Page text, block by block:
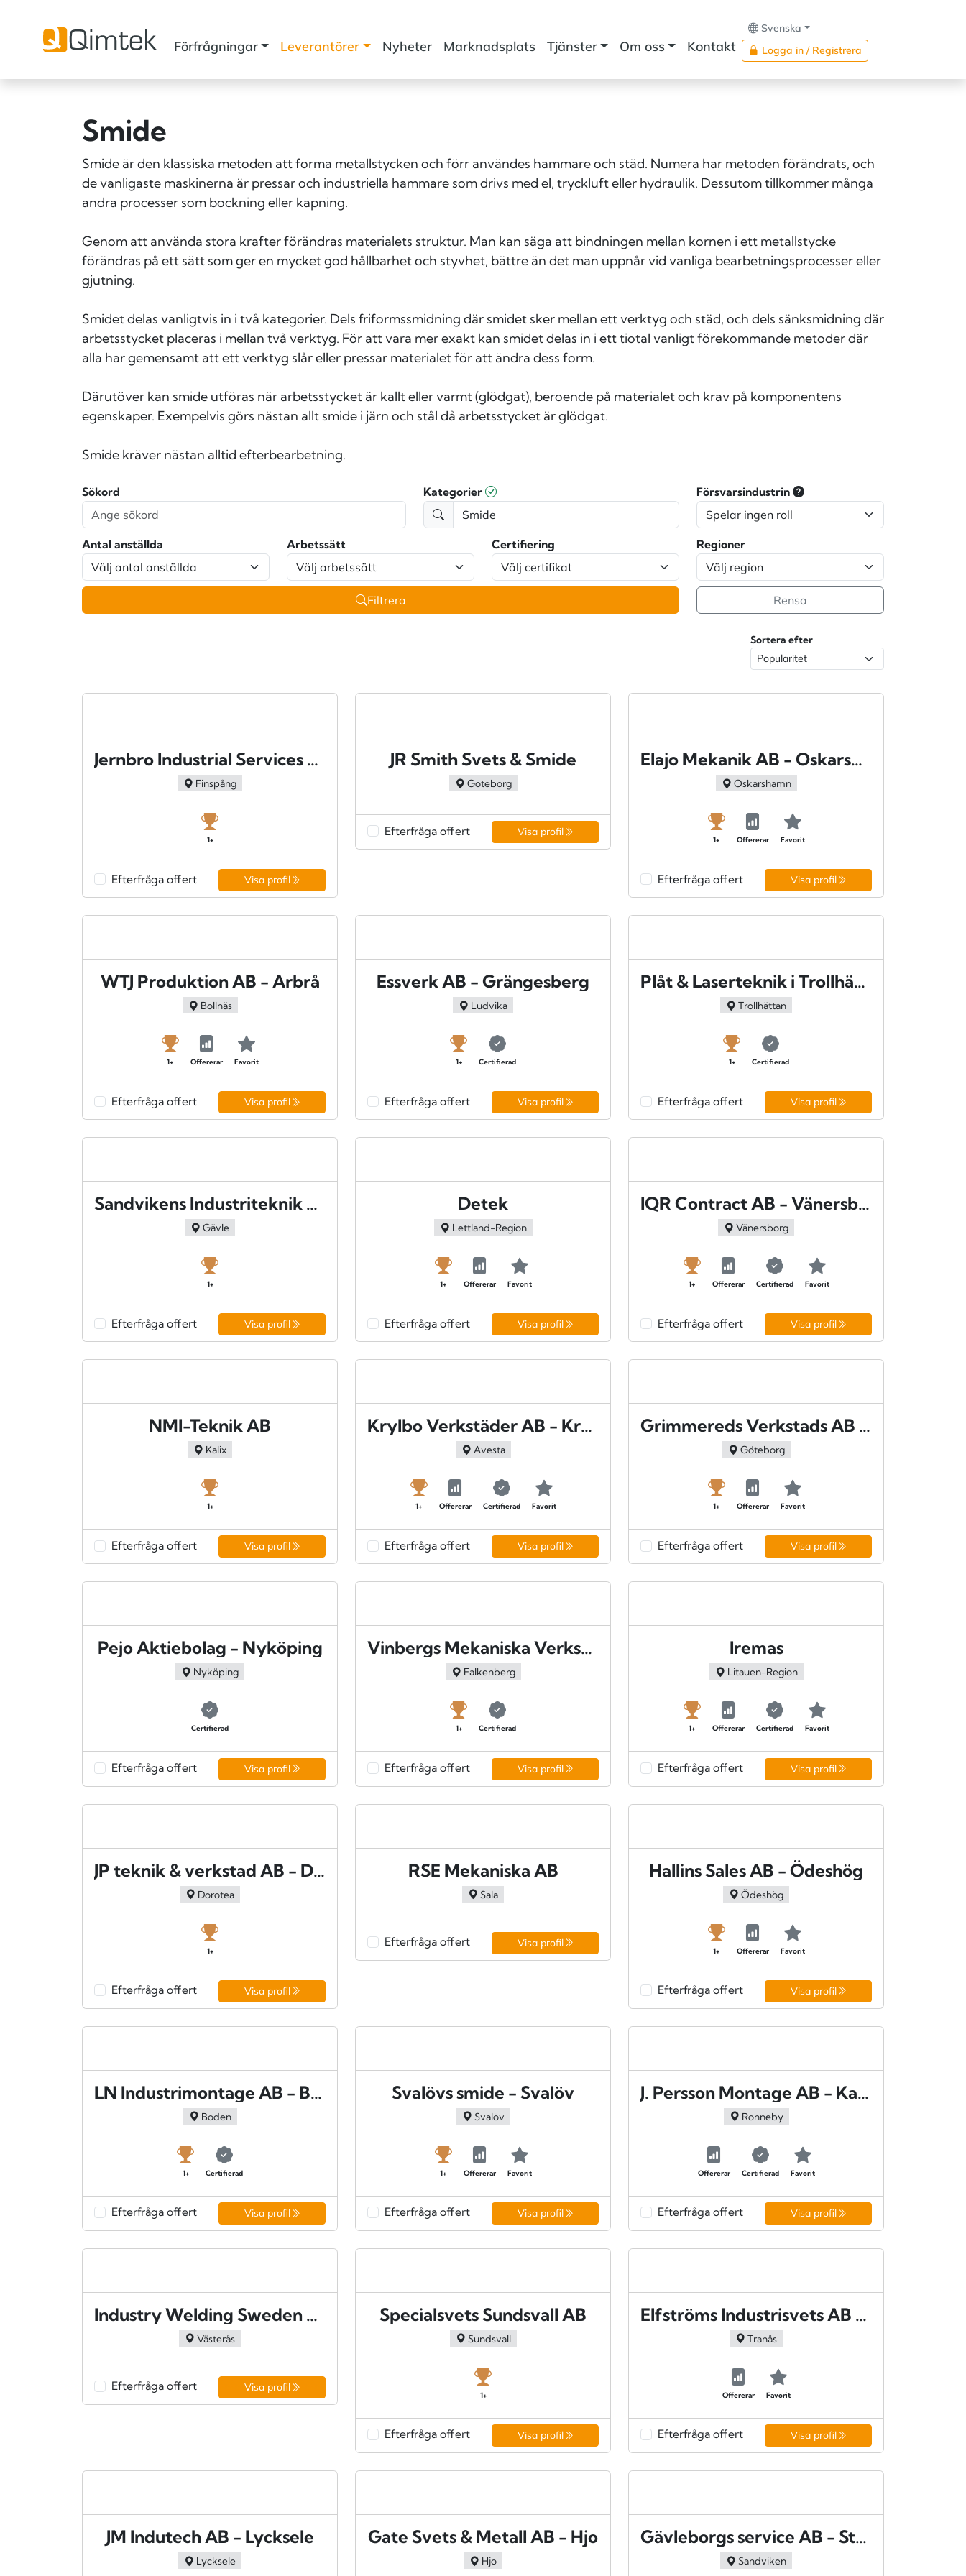
Förfrågningar Leverantörer Nyheter Marknadsplats Tjänster Om oss Kontakt
Svenska
Logga in / Registrera
Smide
Smide är den klassiska metoden att forma metallstycken och förr användes hammare och städ. Numera har metoden förändrats, och
de vanligaste maskinerna är pressar och industriella hammare som drivs med el, tryckluft eller hydraulik. Dessutom tillkommer många
andra processer som bockning eller kapning.
Genom att använda stora krafter förändras materialets struktur. Man kan säga att bindningen mellan kornen i ett metallstycke
förändras på ett sätt som ger en mycket god hållbarhet och styvhet, bättre än det man uppnår vid vanliga bearbetningsprocesser eller
gjutning.
Smidet delas vanligtvis in i två kategorier. Dels friformssmidning där smidet sker mellan ett verktyg och städ, och dels sänksmidning där
arbetsstycket placeras i mellan två verktyg. För att vara mer exakt kan smidet delas in i ett tiotal vanligt förekommande metoder där
alla har gemensamt att ett verktyg slår eller pressar materialet för att ändra dess form.
Därutöver kan smide utföras när arbetsstycket är kallt eller varmt (glödgat), beroende på materialet och krav på komponentens
egenskaper. Exempelvis görs nästan allt smide i järn och stål då arbetsstycket är glödgat.
Smide kräver nästan alltid efterbearbetning.
Sökord Kategorier Försvarsindustrin
Antal anställda Arbetssätt Certifiering Regioner
Filtrera Rensa
Sortera efter
Jernbro Industrial Services AB - Finspång
Finspång
1+
Efterfråga offert Visa profil
JR Smith Svets & Smide
Göteborg
Efterfråga offert Visa profil
Elajo Mekanik AB - Oskarshamn
Oskarshamn
1+ Offererar Favorit
Efterfråga offert Visa profil
WTJ Produktion AB - Arbrå
Bollnäs
1+ Offererar Favorit
Efterfråga offert Visa profil
Essverk AB - Grängesberg
Ludvika
1+ Certifierad
Efterfråga offert Visa profil
Plåt & Laserteknik i Trollhättan AB - Trollhättan
Trollhättan
1+ Certifierad
Efterfråga offert Visa profil
Sandvikens Industriteknik AB SITAB - Sandviken
Gävle
1+
Efterfråga offert Visa profil
Detek
Lettland-Region
1+ Offererar Favorit
Efterfråga offert Visa profil
IQR Contract AB - Vänersborg
Vänersborg
1+ Offererar Certifierad Favorit
Efterfråga offert Visa profil
NMI-Teknik AB
Kalix
1+
Efterfråga offert Visa profil
Krylbo Verkstäder AB - Krylbo
Avesta
1+ Offererar Certifierad Favorit
Efterfråga offert Visa profil
Grimmereds Verkstads AB - Västra frölunda
Göteborg
1+ Offererar Favorit
Efterfråga offert Visa profil
Pejo Aktiebolag - Nyköping
Nyköping
Certifierad
Efterfråga offert Visa profil
Vinbergs Mekaniska Verkstad AB - Falkenberg
Falkenberg
1+ Certifierad
Efterfråga offert Visa profil
Iremas
Litauen-Region
1+ Offererar Certifierad Favorit
Efterfråga offert Visa profil
JP teknik & verkstad AB - Dorotea
Dorotea
1+
Efterfråga offert Visa profil
RSE Mekaniska AB
Sala
Efterfråga offert Visa profil
Hallins Sales AB - Ödeshög
Ödeshög
1+ Offererar Favorit
Efterfråga offert Visa profil
LN Industrimontage AB - Boden
Boden
1+ Certifierad
Efterfråga offert Visa profil
Svalövs smide - Svalöv
Svalöv
1+ Offererar Favorit
Efterfråga offert Visa profil
J. Persson Montage AB - Kallinge
Ronneby
Offererar Certifierad Favorit
Efterfråga offert Visa profil
Industry Welding Sweden AB - Västerås
Västerås
Efterfråga offert Visa profil
Specialsvets Sundsvall AB
Sundsvall
1+
Efterfråga offert Visa profil
Elfströms Industrisvets AB - Tranås
Tranås
Offererar Favorit
Efterfråga offert Visa profil
JM Indutech AB - Lycksele
Lycksele
Gate Svets & Metall AB - Hjo
Hjo
Gävleborgs service AB - Storvik
Sandviken